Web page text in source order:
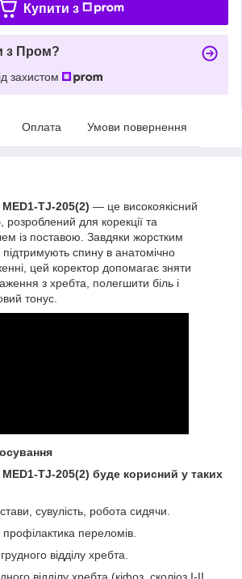
Купити з
з Пром?
захистом
Оплата Умови повернення
TJ-205(2) — це високоякісний
розроблений для корекції та
із поставою. Завдяки жорстким
спину в анатомічно
цей коректор допомагає зняти
з хребта, полегшити біль і
тонус.
TJ-205(2) буде корисний у таких
сувулість, робота сидячи.
переломів.
відділу хребта.
відділу хребта (кіфоз, сколіоз I-II